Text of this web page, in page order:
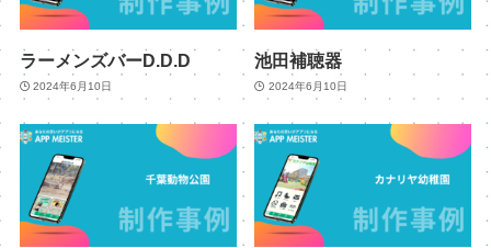
ラーメンズバーD.D.D
2024年6月10日
池田補聴器
2024年6月10日